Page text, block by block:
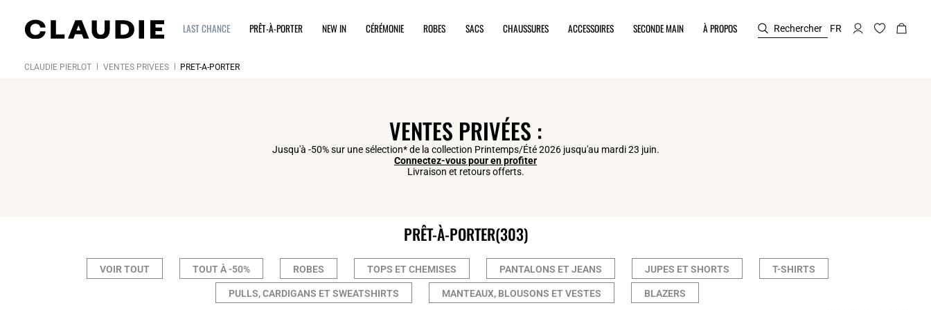
LAST CHANCE PRÊT-À-PORTER NEW IN CÉRÉMONIE ROBES SACS CHAUSSURES ACCESSOIRES SECONDE MAIN À PROPOS Rechercher FR
CLAUDIE PIERLOT VENTES PRIVÉES PRÊT-À-PORTER
VENTES PRIVÉES :
Jusqu'à -50% sur une sélection* de la collection Printemps/Été 2026 jusqu'au mardi 23 juin.
Connectez-vous pour en profiter
Livraison et retours offerts.
PRÊT-À-PORTER(303)
VOIR TOUT TOUT À -50% ROBES TOPS ET CHEMISES PANTALONS ET JEANS JUPES ET SHORTS T-SHIRTS
PULLS, CARDIGANS ET SWEATSHIRTS MANTEAUX, BLOUSONS ET VESTES BLAZERS